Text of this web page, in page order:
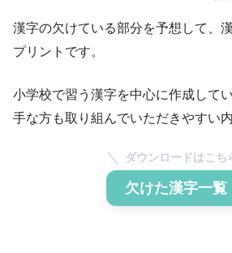
漢字の欠けている部分を予想して、
プリントです。
小学校で習う漢字を中心に作成して
手な方も取り組んでいただきやすい
ダウンロードはこち
欠けた漢字一覧